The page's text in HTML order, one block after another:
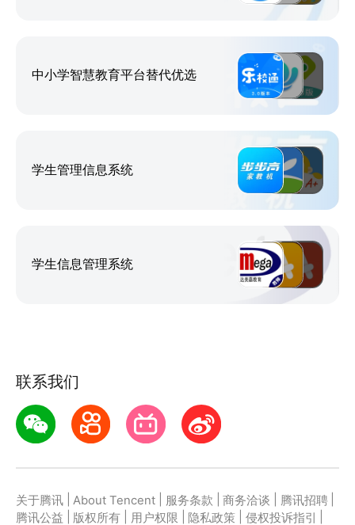
4.支持收藏优秀试卷、报告问题试卷、随时修改分数、
中小学智慧教育平台替代优选
学生管理信息系统
学生信息管理系统
联系我们
关于腾讯 About Tencent 服务条款 商务洽谈 腾讯招聘
腾讯公益
版权所有 用户权限 隐私政策 侵权投诉指引